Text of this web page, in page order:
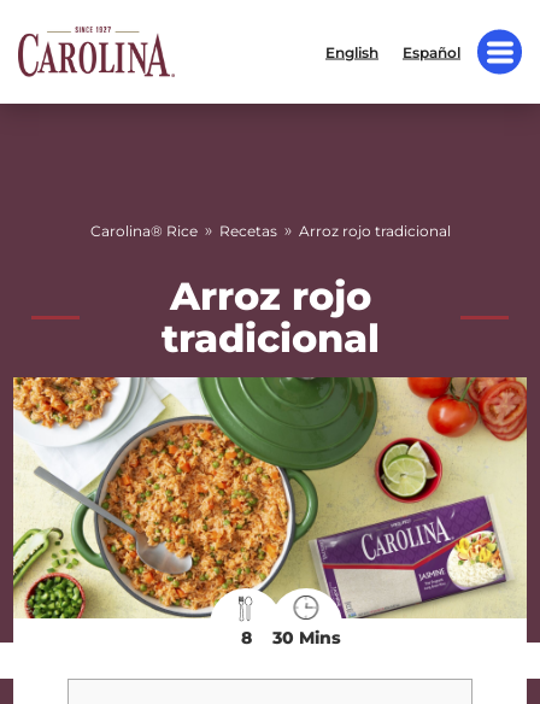
English Español
Carolina® Rice » Recetas » Arroz rojo tradicional
Arroz rojo
tradicional
8 30 Mins